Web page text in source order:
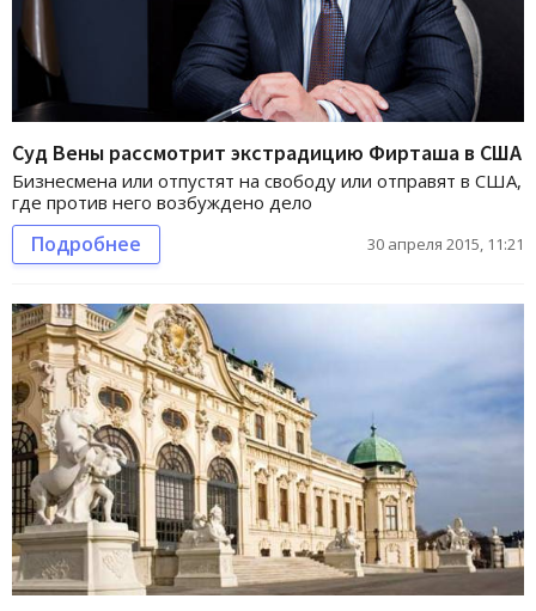
Суд Вены рассмотрит экстрадицию Фирташа в США
Бизнесмена или отпустят на свободу или отправят в США,
где против него возбуждено дело
Подробнее 30 апреля 2015, 11:21